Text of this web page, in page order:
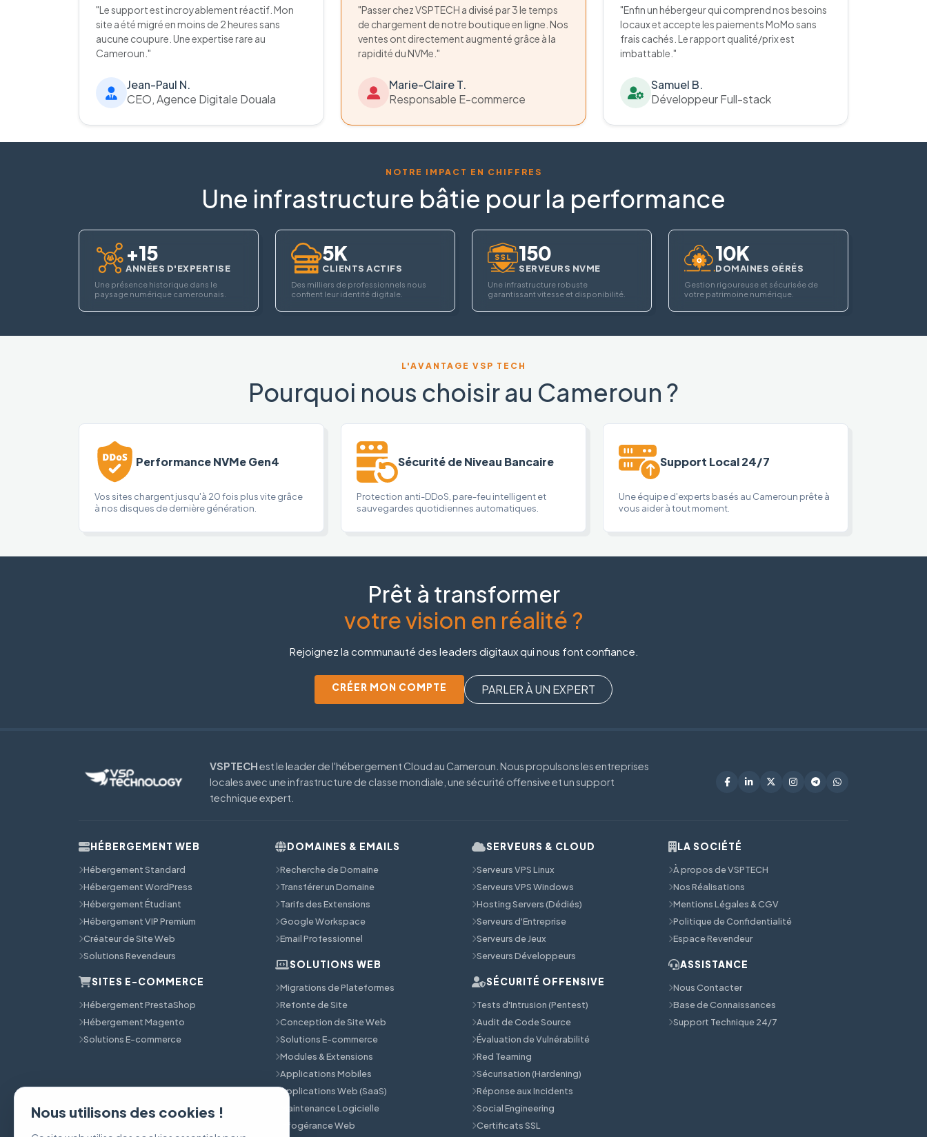
"Le support est incroyablement réactif. Mon
site a été migré en moins de 2 heures sans
aucune coupure. Une expertise rare au
Cameroun."
Jean-Paul N.
CEO, Agence Digitale Douala
"Passer chez VSPTECH a divisé par 3 le temps
de chargement de notre boutique en ligne. Nos
ventes ont directement augmenté grâce à la
rapidité du NVMe."
Marie-Claire T.
Responsable E-commerce
"Enfin un hébergeur qui comprend nos besoins
locaux et accepte les paiements MoMo sans
frais cachés. Le rapport qualité/prix est
imbattable."
Samuel B.
Développeur Full-stack
NOTRE IMPACT EN CHIFFRES
Une infrastructure bâtie pour la performance
+15
ANNÉES D'EXPERTISE
Une présence historique dans le
paysage numérique camerounais.
5K
CLIENTS ACTIFS
Des milliers de professionnels nous
confient leur identité digitale.
150
SERVEURS NVME
Une infrastructure robuste
garantissant vitesse et disponibilité.
10K
DOMAINES GÉRÉS
Gestion rigoureuse et sécurisée de
votre patrimoine numérique.
L'AVANTAGE VSP TECH
Pourquoi nous choisir au Cameroun ?
Performance NVMe Gen4
Vos sites chargent jusqu'à 20 fois plus vite grâce
à nos disques de dernière génération.
Sécurité de Niveau Bancaire
Protection anti-DDoS, pare-feu intelligent et
sauvegardes quotidiennes automatiques.
Support Local 24/7
Une équipe d'experts basés au Cameroun prête à
vous aider à tout moment.
Prêt à transformer
votre vision en réalité ?
Rejoignez la communauté des leaders digitaux qui nous font confiance.
CRÉER MON COMPTE PARLER À UN EXPERT
VSPTECHest le leader de l'hébergement Cloud au Cameroun. Nous propulsons les entreprises
locales avec une infrastructure de classe mondiale, une sécurité offensive et un support
technique expert.
HÉBERGEMENT WEB
Hébergement Standard
Hébergement WordPress
Hébergement Étudiant
Hébergement VIP Premium
Créateur de Site Web
Solutions Revendeurs
SITES E-COMMERCE
Hébergement PrestaShop
Hébergement Magento
Solutions E-commerce
DOMAINES & EMAILS
Recherche de Domaine
Transférer un Domaine
Tarifs des Extensions
Google Workspace
Email Professionnel
SOLUTIONS WEB
Migrations de Plateformes
Refonte de Site
Conception de Site Web
Solutions E-commerce
Modules & Extensions
Applications Mobiles
Applications Web (SaaS)
Maintenance Logicielle
Infogérance Web
SERVEURS & CLOUD
Serveurs VPS Linux
Serveurs VPS Windows
Hosting Servers (Dédiés)
Serveurs d'Entreprise
Serveurs de Jeux
Serveurs Développeurs
SÉCURITÉ OFFENSIVE
Tests d'Intrusion (Pentest)
Audit de Code Source
Évaluation de Vulnérabilité
Red Teaming
Sécurisation (Hardening)
Réponse aux Incidents
Social Engineering
Certificats SSL
LA SOCIÉTÉ
À propos de VSPTECH
Nos Réalisations
Mentions Légales & CGV
Politique de Confidentialité
Espace Revendeur
ASSISTANCE
Nous Contacter
Base de Connaissances
Support Technique 24/7
Nous utilisons des cookies !